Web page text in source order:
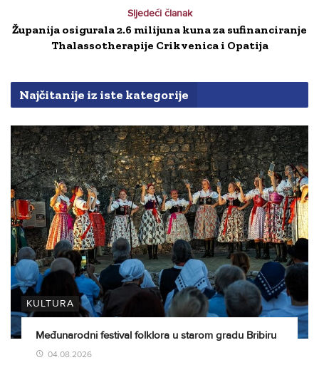
Sljedeći članak
Županija osigurala 2.6 milijuna kuna za sufinanciranje
Thalassotherapije Crikvenica i Opatija
Najčitanije iz iste kategorije
KULTURA
Međunarodni festival folklora u starom gradu Bribiru
04.08.2026